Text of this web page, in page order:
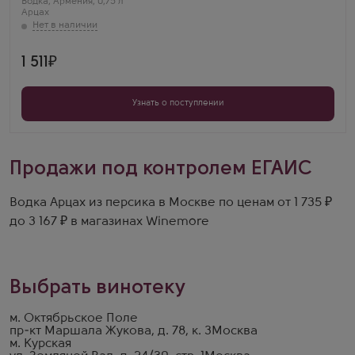
Арцах
1 511
Узнать о поступлении
Продажи под контролем ЕГАИС
Водка Арцах из персика в Москве по ценам от 1 735 ₽
до 3 167 ₽ в магазинах Winemore
Выбрать винотеку
м. Октябрьское Поле
пр-кт Маршала Жукова, д. 78, к. 3 Москва
м. Курская